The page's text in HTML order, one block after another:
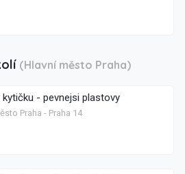
(Hlavní město Praha)
kytičku - pevnejsi plastovy
Praha - Praha 14